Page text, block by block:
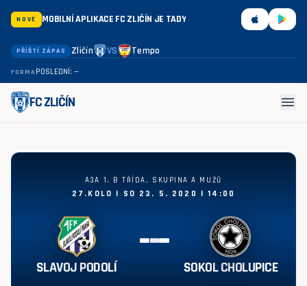
NOVÉ MOBILNÍ APLIKACE FC ZLIČÍN JE TADY
PŘÍŠTÍ ZÁPAS Zličín VS Tempo
FORMAPOSLEDNÍ: —
FC ZLIČÍN menu
Slavoj Podolí - Sokol Cholupice vs
A3A 1. B TŘÍDA, SKUPINA A MUŽŮ
27.KOLO | SO 23. 5. 2020 | 14:00
SLAVOJ PODOLÍ --- SOKOL CHOLUPICE